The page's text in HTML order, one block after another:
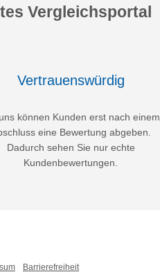
Vergleichsportal
Vertrauenswürdig
können Kunden erst nach einem
eine Bewertung abgeben.
Dadurch sehen Sie nur echte
Kundenbewertungen.
Barrierefreiheit